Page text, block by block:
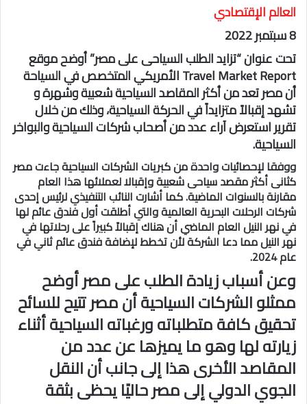
العالم الإقتصادي
8 سبتمبر 2022
تحت عنوان “تزايد الطلب السياحى على مصر” أوضح موقع
Travel Market Report الأمريكي المتخصص في السياحة
أن مصر تعد من أكثر المقاصد السياحية شعبية وشهرة و
تشهد إقبالاً متزايداً في الحركة السياحية، وذلك من خلال
تقرير استعرض آراء عدد من أصحاب شركات السياحية والبواخر
السياحية.
ووفقا لإحصائيات واحدة من كبريات الشركات السياحية جاءت مصر
كثانى أكثر مقصد سياحى شعبية وإقبالا لعملائها هذا العام
مقارنة بالسنوات الماضية. كما أشارت النائب التنفيذي لرئيس إحدى
شركات الرحلات البحرية العالمية والتي أطلقت أول فندق عائم لها
في نهر النيل العام الماضي أن هناك إقبالاً كبيراً على رحلاتها في
نهر النيل مما دعا الشركة لأن تخطط لإضافة فندق عائم ثاني في
عام 2024.
وعن أسباب زيادة الطلب على مصر أوضح
ممثلو الشركات السياحية أن مصر تتيح للسائح
تحقيق كافة متطلباته ورغباته السياحية أثناء
زيارته لها وهو ما يميزها عن عدد من
المقاصد الأخرى هذا إلى جانب أن النقل
الجوي الدولي إلى مصر حاليًا يحظى بثقة